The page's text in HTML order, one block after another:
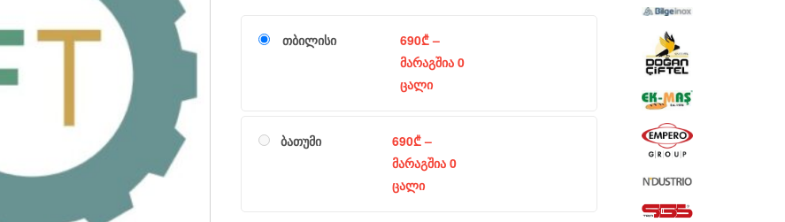
თბილისი 690₾–
მარაგშია 0
ცალი
ბათუმი 690₾–
მარაგშია 0
ცალი